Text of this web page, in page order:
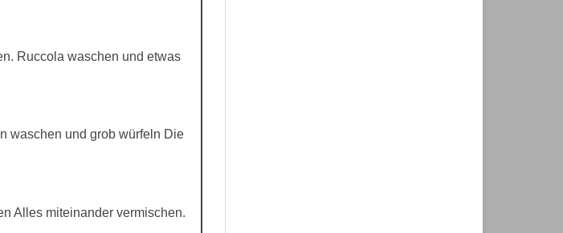
Ruccola waschen und etwas
waschen und grob würfeln Die
Alles miteinander vermischen.